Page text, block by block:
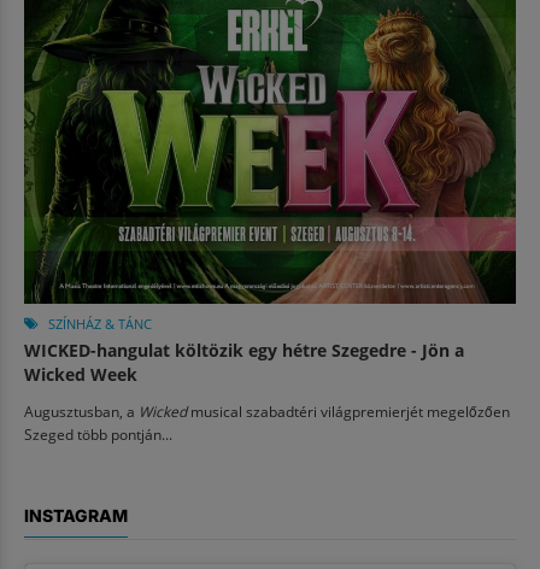
SZÍNHÁZ & TÁNC
WICKED-hangulat költözik egy hétre Szegedre - Jön a
Wicked Week
Augusztusban, a Wickedmusical szabadtéri világpremierjét megelőzően
Szeged több pontján...
INSTAGRAM